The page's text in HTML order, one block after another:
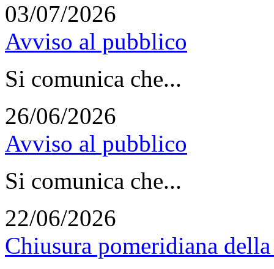
03/07/2026
Avviso al pubblico
Si comunica che...
26/06/2026
Avviso al pubblico
Si comunica che...
22/06/2026
Chiusura pomeridiana